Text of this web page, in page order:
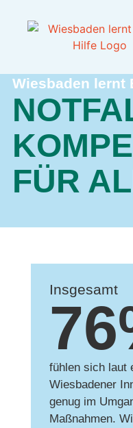
Wiesbaden lernt
FÜR
Insgesamt
fühlen sich laut
Wiesbadener
genug im
Maßnahmen.